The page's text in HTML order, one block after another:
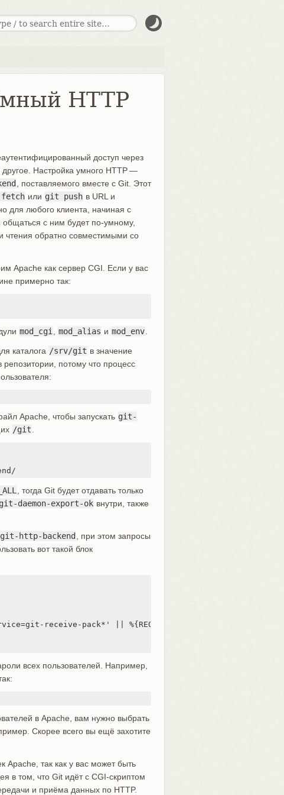
HTTP
доступ через
другое. Настройка умного HTTP —
, поставляемого вместе с Git. Этот
или git push в URL и
для любого клиента, начиная с
общаться с ним будет по-умному,
чтения обратно совместимыми со
Apache как сервер CGI. Если у вас
примерно так:
mod_cgi mod_alias и mod_env
каталога /srv/git в значение
репозитории, потому что процесс
Apache, чтобы запускать git-
/git
, тогда Git будет отдавать только
git-daemon-export-ok внутри, также
git-http-backend
, при этом запросы
вот такой блок
receive-pack*' || %{REQUEST_URI} =~ m#/git-
всех пользователей. Например,
в Apache, вам нужно выбрать
Скорее всего вы ещё захотите
Apache, так как у вас может быть
в том, что Git идёт с CGI-скриптом
и приёма данных по HTTP.